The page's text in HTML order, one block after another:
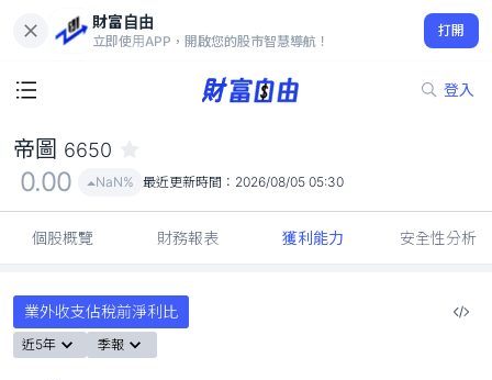
財富自由
立即使用APP，開啟您的股市智慧導航！
打開
登入
0.00
NaN%
帝圖 6650
0.00 NaN% 最近更新時間： 2026/08/05 05:30
個股概覽 財務報表 獲利能力 安全性分析
業外收支佔稅前淨利比
近5年 季報